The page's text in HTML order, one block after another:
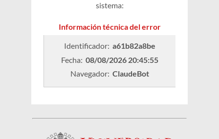
sistema:
Información técnica del error
Identificador: a61b82a8be
Fecha: 08/08/2026 20:45:55
Navegador: ClaudeBot